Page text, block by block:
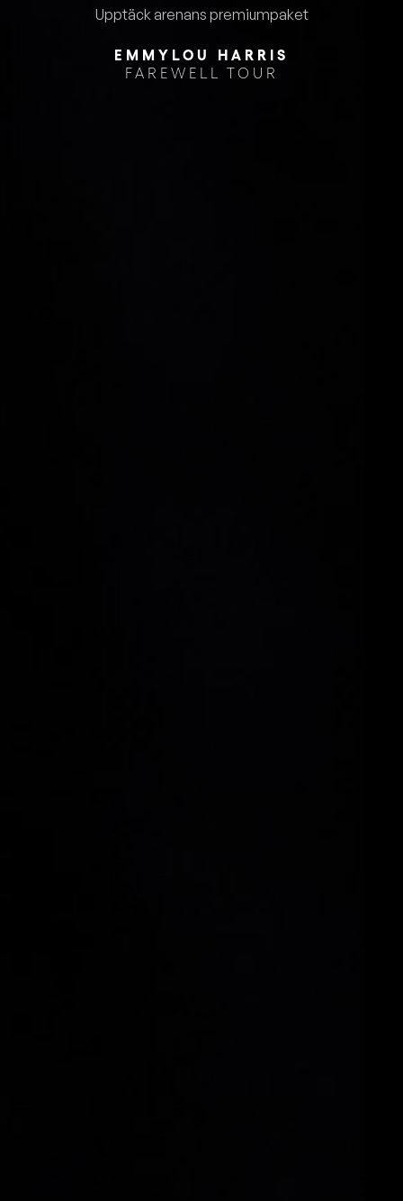
Upptäck arenans premiumpaket
EMMYLOU HARRIS
FAREWELL TOUR